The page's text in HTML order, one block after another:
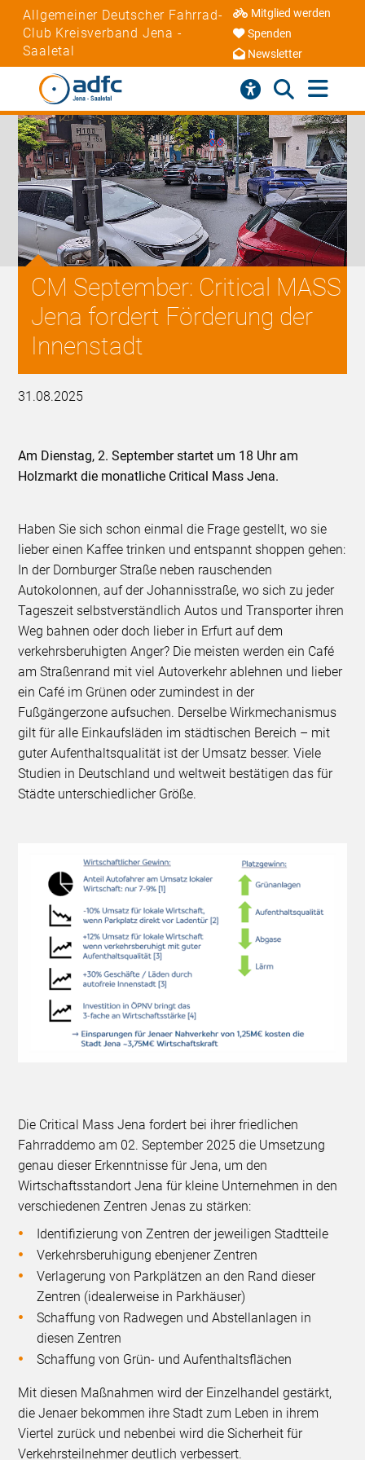
Allgemeiner Deutscher Fahrrad-
Club Kreisverband Jena -
Saaletal
Mitglied werden
Spenden
Newsletter
CM September: Critical MASS
Jena fordert Förderung der
Innenstadt
31.08.2025
Am Dienstag, 2. September startet um 18 Uhr am
Holzmarkt die monatliche Critical Mass Jena.
Haben Sie sich schon einmal die Frage gestellt, wo sie
lieber einen Kaffee trinken und entspannt shoppen gehen:
In der Dornburger Straße neben rauschenden
Autokolonnen, auf der Johannisstraße, wo sich zu jeder
Tageszeit selbstverständlich Autos und Transporter ihren
Weg bahnen oder doch lieber in Erfurt auf dem
verkehrsberuhigten Anger? Die meisten werden ein Café
am Straßenrand mit viel Autoverkehr ablehnen und lieber
ein Café im Grünen oder zumindest in der
Fußgängerzone aufsuchen. Derselbe Wirkmechanismus
gilt für alle Einkaufsläden im städtischen Bereich – mit
guter Aufenthaltsqualität ist der Umsatz besser. Viele
Studien in Deutschland und weltweit bestätigen das für
Städte unterschiedlicher Größe.
Die Critical Mass Jena fordert bei ihrer friedlichen
Fahrraddemo am 02. September 2025 die Umsetzung
genau dieser Erkenntnisse für Jena, um den
Wirtschaftsstandort Jena für kleine Unternehmen in den
verschiedenen Zentren Jenas zu stärken:
Identifizierung von Zentren der jeweiligen Stadtteile
Verkehrsberuhigung ebenjener Zentren
Verlagerung von Parkplätzen an den Rand dieser
Zentren (idealerweise in Parkhäuser)
Schaffung von Radwegen und Abstellanlagen in
diesen Zentren
Schaffung von Grün- und Aufenthaltsflächen
Mit diesen Maßnahmen wird der Einzelhandel gestärkt,
die Jenaer bekommen ihre Stadt zum Leben in ihrem
Viertel zurück und nebenbei wird die Sicherheit für
Verkehrsteilnehmer deutlich verbessert.